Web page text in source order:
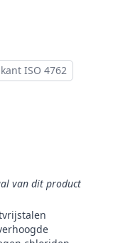
ISO 4762
van dit product